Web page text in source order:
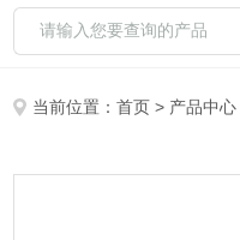
当前位置：首页 > 产品中心